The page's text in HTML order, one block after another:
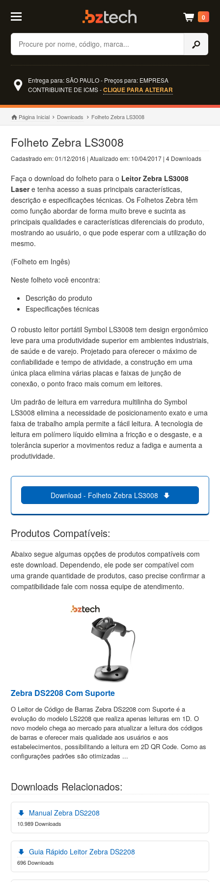
Buscar
0
Entrega para: SÃO PAULO - Preços para: EMPRESA
CONTRIBUINTE DE ICMS -CLIQUE PARA ALTERAR
Página Inicial Downloads Folheto Zebra LS3008
Folheto Zebra LS3008
Cadastrado em: 01/12/2016 | Atualizado em: 10/04/2017 | 4 Downloads
Faça o download do folheto para o Leitor Zebra LS3008
Lasere tenha acesso a suas principais características,
descrição e especificações técnicas. Os Folhetos Zebra têm
como função abordar de forma muito breve e sucinta as
principais qualidades e características diferenciais do produto,
mostrando ao usuário, o que pode esperar com a utilização do
mesmo.
(Folheto em Ingês)
Neste folheto você encontra:
Descrição do produto
Especificações técnicas
O robusto leitor portátil Symbol LS3008 tem design ergonômico
leve para uma produtividade superior em ambientes industriais,
de saúde e de varejo. Projetado para oferecer o máximo de
confiabilidade e tempo de atividade, a construção em uma
única placa elimina várias placas e faixas de junção de
conexão, o ponto fraco mais comum em leitores.
Um padrão de leitura em varredura multilinha do Symbol
LS3008 elimina a necessidade de posicionamento exato e uma
faixa de trabalho ampla permite a fácil leitura. A tecnologia de
leitura em polímero líquido elimina a fricção e o desgaste, e a
tolerância superior a movimentos reduz a fadiga e aumenta a
produtividade.
Download - Folheto Zebra LS3008
Produtos Compatíveis:
Abaixo segue algumas opções de produtos compatíveis com
este download. Dependendo, ele pode ser compatível com
uma grande quantidade de produtos, caso precise confirmar a
compatibilidade fale com nossa equipe de atendimento.
Zebra DS2208 Com Suporte
O Leitor de Código de Barras Zebra DS2208 com Suporte é a
evolução do modelo LS2208 que realiza apenas leituras em 1D. O
novo modelo chega ao mercado para atualizar a leitura dos códigos
de barras e oferecer mais qualidade aos usuários e aos
estabelecimentos, possibilitando a leitura em 2D QR Code. Como as
configurações padrões são otimizadas ...
Downloads Relacionados:
Manual Zebra DS2208
10.989 Downloads
Guia Rápido Leitor Zebra DS2208
696 Downloads